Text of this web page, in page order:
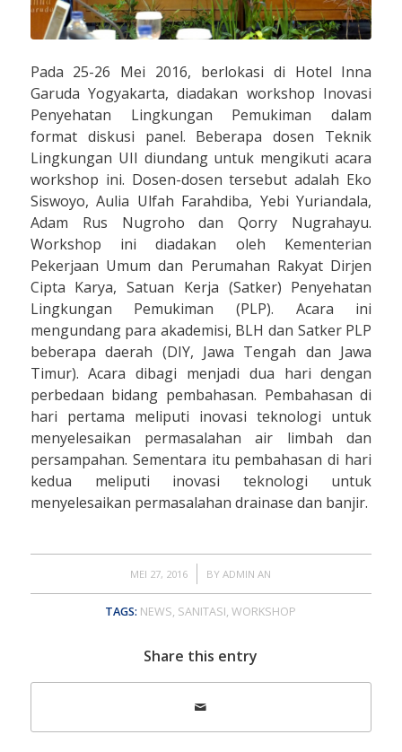
Pada 25-26 Mei 2016, berlokasi di Hotel Inna
Garuda Yogyakarta, diadakan workshop Inovasi
Penyehatan Lingkungan Pemukiman dalam
format diskusi panel. Beberapa dosen Teknik
Lingkungan UII diundang untuk mengikuti acara
workshop ini. Dosen-dosen tersebut adalah Eko
Siswoyo, Aulia Ulfah Farahdiba, Yebi Yuriandala,
Adam Rus Nugroho dan Qorry Nugrahayu.
Workshop ini diadakan oleh Kementerian
Pekerjaan Umum dan Perumahan Rakyat Dirjen
Cipta Karya, Satuan Kerja (Satker) Penyehatan
Lingkungan Pemukiman (PLP). Acara ini
mengundang para akademisi, BLH dan Satker PLP
beberapa daerah (DIY, Jawa Tengah dan Jawa
Timur). Acara dibagi menjadi dua hari dengan
perbedaan bidang pembahasan. Pembahasan di
hari pertama meliputi inovasi teknologi untuk
menyelesaikan permasalahan air limbah dan
persampahan. Sementara itu pembahasan di hari
kedua meliputi inovasi teknologi untuk
menyelesaikan permasalahan drainase dan banjir.
MEI 27, 2016
/ BYADMIN AN
TAGS: NEWS, SANITASI,WORKSHOP
Share this entry